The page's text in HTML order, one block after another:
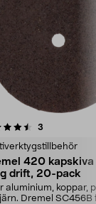
3
420 kapskiva
drift, 20-pack
aluminium, koppar,
Dremel SC456B
5.0av 5 stjärnor